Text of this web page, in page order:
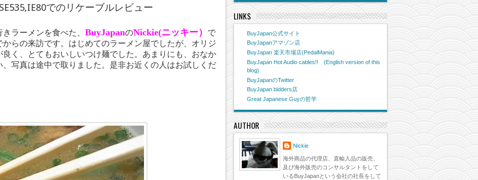
ーブル発売+ Earsonics Velvet イヤホン取り扱い開始
換用アップグレード発売開始（最高級ブランドリケーブル） 2014/04/29 2 Comments
Studio Artemisでリケーブルしてみた 2014/04/06 0 Comments
ードケーブルの発売開始!! イヤホン、ヘッドホンの最高峰リケーブル 2014/04/06
アップグレードケーブルとPlus Sound Exo Series Custom Cable Shure 交換用アップグレードケーブルのご紹介
でのリケーブルレビュー
ラーメンを食べた、 BuyJapanのNickie(ニッキー）
で
らの来訪です。はじめてのラーメン屋でしたが、オリジ
く、とてもおいしいつけ麺でした。あまりにも、おなか
写真は途中で取りました。是非お近くの人はお試しくだ
LINKS
BuyJapan公式サイト
BuyJapanアマゾン店
BuyJapan 楽天市場店(PedalMania)
BuyJapan Hot Audio cables!! (English version of this
blog)
BuyJapanのTwitter
BuyJapan bidders店
Great Japanese Guyの哲学
AUTHOR
Nickie
海外商品の代理店、直輸入品の販売、
及び海外販売のコンサルタントをして
いるBuyJapanという会社の社長をして